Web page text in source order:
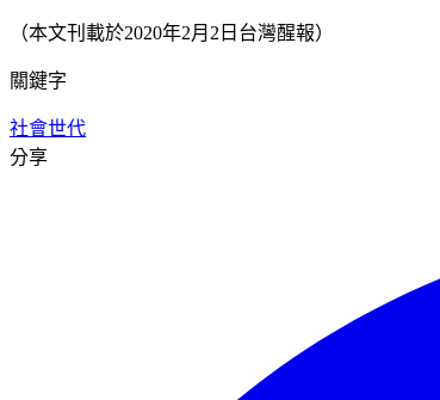
（本文刊載於2020年2月2日台灣醒報）
關鍵字
社會世代
分享